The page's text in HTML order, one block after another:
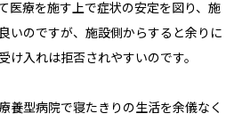
医療を施す上で症状の安定を図り、施
いのですが、施設側からすると余りに
け入れは拒否されやすいのです。
養型病院で寝たきりの生活を余儀なく